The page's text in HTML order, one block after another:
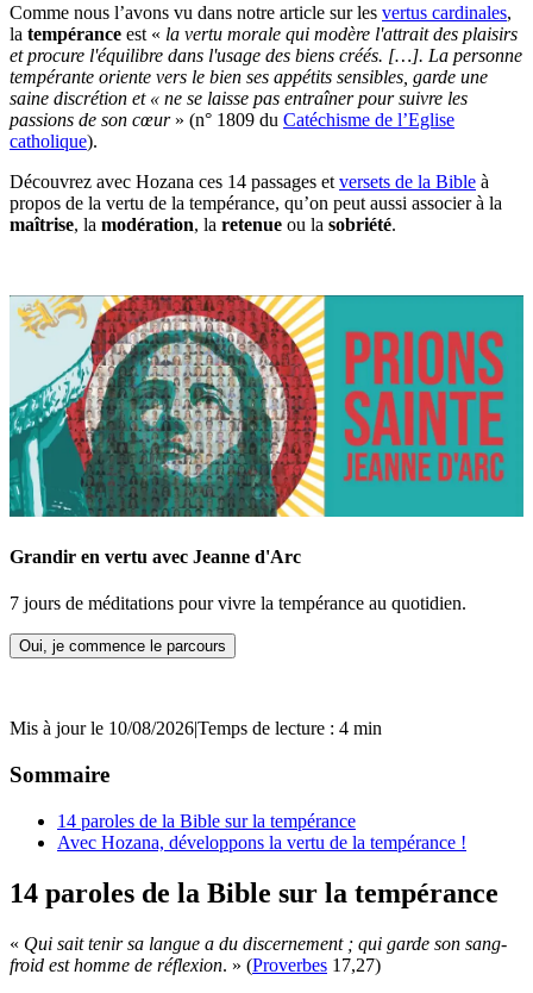
Comme nous l’avons vu dans notre article sur les vertus cardinales,
la tempérance est « la vertu morale qui modère l'attrait des plaisirs
et procure l'équilibre dans l'usage des biens créés. […]. La personne
tempérante oriente vers le bien ses appétits sensibles, garde une
saine discrétion et « ne se laisse pas entraîner pour suivre les
passions de son cœur» (n° 1809 du Catéchisme de l’Eglise
catholique).
Découvrez avec Hozana ces 14 passages et versets de la Bible à
propos de la vertu de la tempérance, qu’on peut aussi associer à la
maîtrise, la modération, la retenue ou la sobriété.
Grandir en vertu avec Jeanne d'Arc
7 jours de méditations pour vivre la tempérance au quotidien.
Oui, je commence le parcours
Mis à jour le 10/08/2026|Temps de lecture : 4 min
Sommaire
14 paroles de la Bible sur la tempérance
Avec Hozana, développons la vertu de la tempérance !
14 paroles de la Bible sur la tempérance
« Qui sait tenir sa langue a du discernement ; qui garde son sang-
froid est homme de réflexion. » (Proverbes 17,27)